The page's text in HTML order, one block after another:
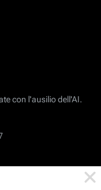
con l'ausilio dell'AI.